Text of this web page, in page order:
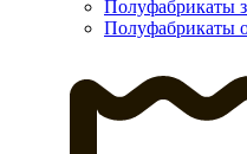
Полуфабрикаты
Полуфабрикаты